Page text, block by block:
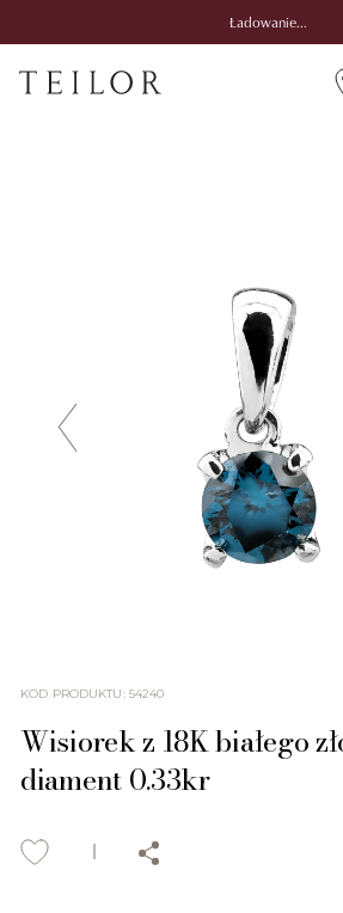
Ładowanie...
KOD PRODUKTU: 54240
Wisiorek z 18K białego
diament 0.33kr